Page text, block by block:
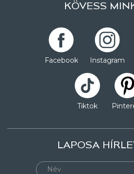
KÖVESS
Facebook Instagram
Tiktok
LAPOSA